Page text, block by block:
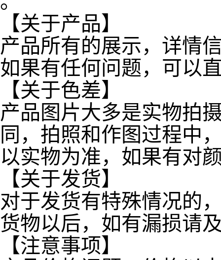
【关于产品】
产品所有的展示，详情
如果有任何问题，可以
【关于色差】
产品图片大多是实物拍
同，拍照和作图过程中
以实物为准，如果有对
【关于发货】
对于发货有特殊情况的
货物以后，如有漏损请
【注意事项】